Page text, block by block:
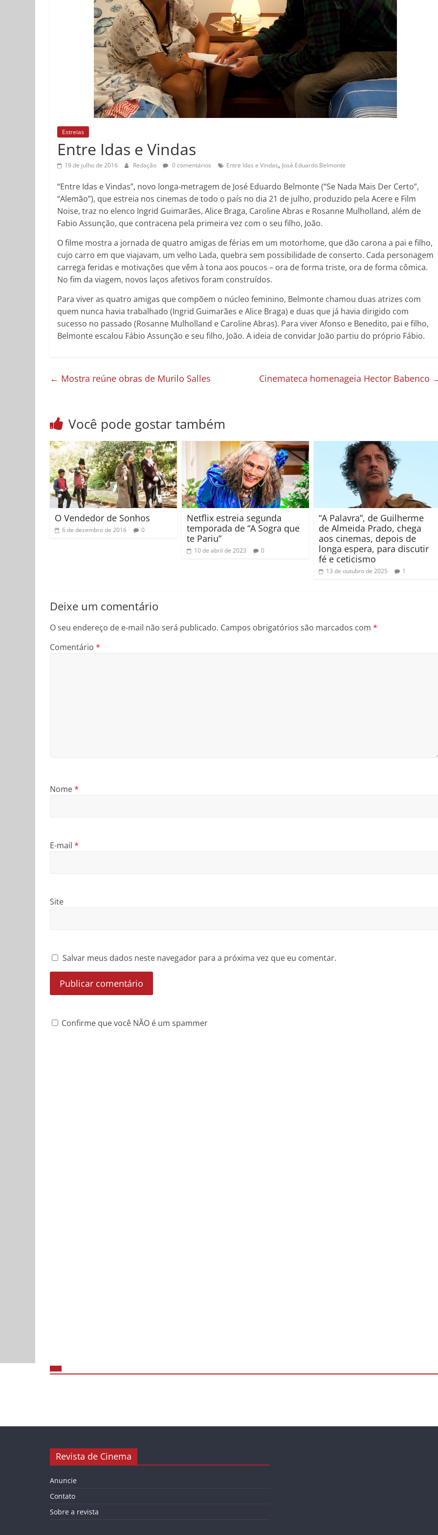
Estreias
Entre Idas e Vindas
19 de julho de 2016 Redação 0 comentários Entre Idas e Vindas, José Eduardo Belmonte
“Entre Idas e Vindas”, novo longa-metragem de José Eduardo Belmonte (“Se Nada Mais Der Certo”,
“Alemão”), que estreia nos cinemas de todo o país no dia 21 de julho, produzido pela Acere e Film
Noise, traz no elenco Ingrid Guimarães, Alice Braga, Caroline Abras e Rosanne Mulholland, além de
Fabio Assunção, que contracena pela primeira vez com o seu filho, João.
O filme mostra a jornada de quatro amigas de férias em um motorhome, que dão carona a pai e filho,
cujo carro em que viajavam, um velho Lada, quebra sem possibilidade de conserto. Cada personagem
carrega feridas e motivações que vêm à tona aos poucos – ora de forma triste, ora de forma cômica.
No fim da viagem, novos laços afetivos foram construídos.
Para viver as quatro amigas que compõem o núcleo feminino, Belmonte chamou duas atrizes com
quem nunca havia trabalhado (Ingrid Guimarães e Alice Braga) e duas que já havia dirigido com
sucesso no passado (Rosanne Mulholland e Caroline Abras). Para viver Afonso e Benedito, pai e filho,
Belmonte escalou Fábio Assunção e seu filho, João. A ideia de convidar João partiu do próprio Fábio.
← Mostra reúne obras de Murilo Salles Cinemateca homenageia Hector Babenco
Você pode gostar também
O Vendedor de Sonhos
6 de dezembro de 2016 0
Netflix estreia segunda
temporada de “A Sogra que
te Pariu”
10 de abril de 2023 0
“A Palavra”, de Guilherme
de Almeida Prado, chega
aos cinemas, depois de
longa espera, para discutir
fé e ceticismo
13 de outubro de 2025 1
Deixe um comentário
O seu endereço de e-mail não será publicado. Campos obrigatórios são marcados com *
Comentário *
Nome*
E-mail *
Site
Salvar meus dados neste navegador para a próxima vez que eu comentar.
Confirme que você NÃO é um spammer
Revista de Cinema
Anuncie
Contato
Sobre a revista